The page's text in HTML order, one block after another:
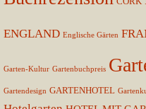
ENGLAND Englische Gärten
Garten-Kultur Gartenbuchpreis
Gartendesign GARTENHOTEL